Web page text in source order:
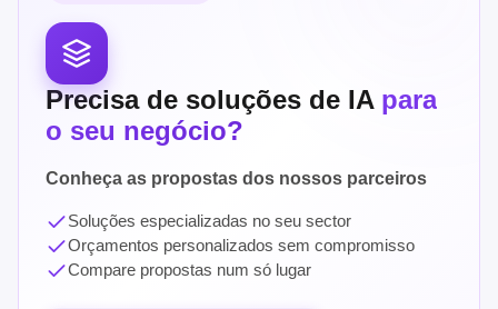
Precisa de soluções de IA para
o seu negócio?
Conheça as propostas dos nossos parceiros
Soluções especializadas no seu sector
Orçamentos personalizados sem compromisso
Compare propostas num só lugar